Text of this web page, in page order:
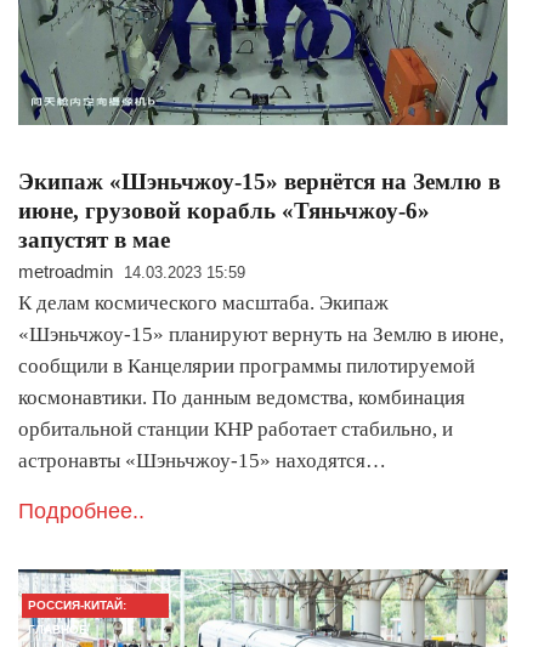
Экипаж «Шэньчжоу-15» вернётся на Землю в
июне, грузовой корабль «Тяньчжоу-6»
запустят в мае
metroadmin 14.03.2023 15:59
К делам космического масштаба. Экипаж
«Шэньчжоу-15» планируют вернуть на Землю в июне,
сообщили в Канцелярии программы пилотируемой
космонавтики. По данным ведомства, комбинация
орбитальной станции КНР работает стабильно, и
астронавты «Шэньчжоу-15» находятся…
Подробнее..
РОССИЯ-КИТАЙ:
ГЛАВНОЕ